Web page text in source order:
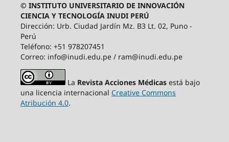
© INSTITUTO UNIVERSITARIO DE INNOVACIÓN
CIENCIA Y TECNOLOGÍA INUDI PERÚ
Dirección: Urb. Ciudad Jardín Mz. B3 Lt. 02, Puno -
Perú
Teléfono: +51 978207451
Correo: info@inudi.edu.pe / ram@inudi.edu.pe
La Revista Acciones Médicas está bajo
una licencia internacional Creative Commons
Atribución 4.0.